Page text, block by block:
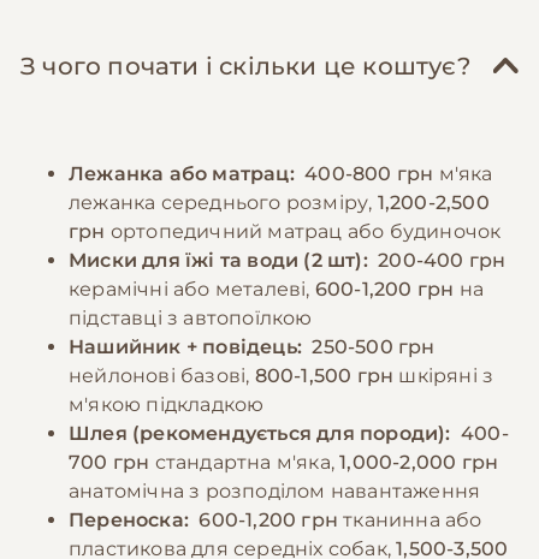
пору року їм потрібен теплий одяг, а в спеку
ігровими сесіями.
🎁 −10% на зоотовари
За промокодом E-PET
нежирне м'ясо (курка, індичка, яловичина),
варені овочі, крупи (рис, гречка). Важливо
рекомендується 2-3 рази на день,
дотримуючись регулярного графіку та
контролюючи розмір порцій, оскільки
бостон тер'єри схильні до ожиріння. Чиста
свіжа вода повинна бути доступна постійно.
🎁 −10% на зоотовари
За промокодом E-PET
З чого почати і скільки це коштує?
Лежанка або матрац: 400-800 грн м'яка
лежанка середнього розміру, 1,200-2,500
грн ортопедичний матрац або будиночок
Миски для їжі та води (2 шт): 200-400 грн
керамічні або металеві, 600-1,200 грн на
підставці з автопоїлкою
Нашийник + повідець: 250-500 грн
нейлонові базові, 800-1,500 грн шкіряні з
м'якою підкладкою
Шлея (рекомендується для породи): 400-
700 грн стандартна м'яка,1,000-2,000 грн
анатомічна з розподілом навантаження
Переноска: 600-1,200 грн тканинна або
пластикова для середніх собак,1,500-3,500